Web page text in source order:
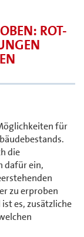
ROT-
für
die
dafür ein,
zu erproben
es, zusätzliche